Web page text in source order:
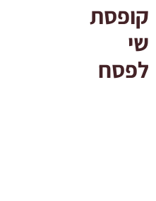
קופסת
שי
לפסח